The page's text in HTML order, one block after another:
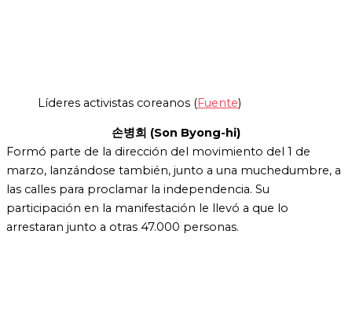
Líderes activistas coreanos (Fuente)
손병희 (Son Byong-hi)
Formó parte de la dirección del movimiento del 1 de
marzo, lanzándose también, junto a una muchedumbre, a
las calles para proclamar la independencia. Su
participación en la manifestación le llevó a que lo
arrestaran junto a otras 47.000 personas.